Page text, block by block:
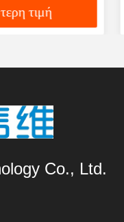
τιμή
Co., Ltd.